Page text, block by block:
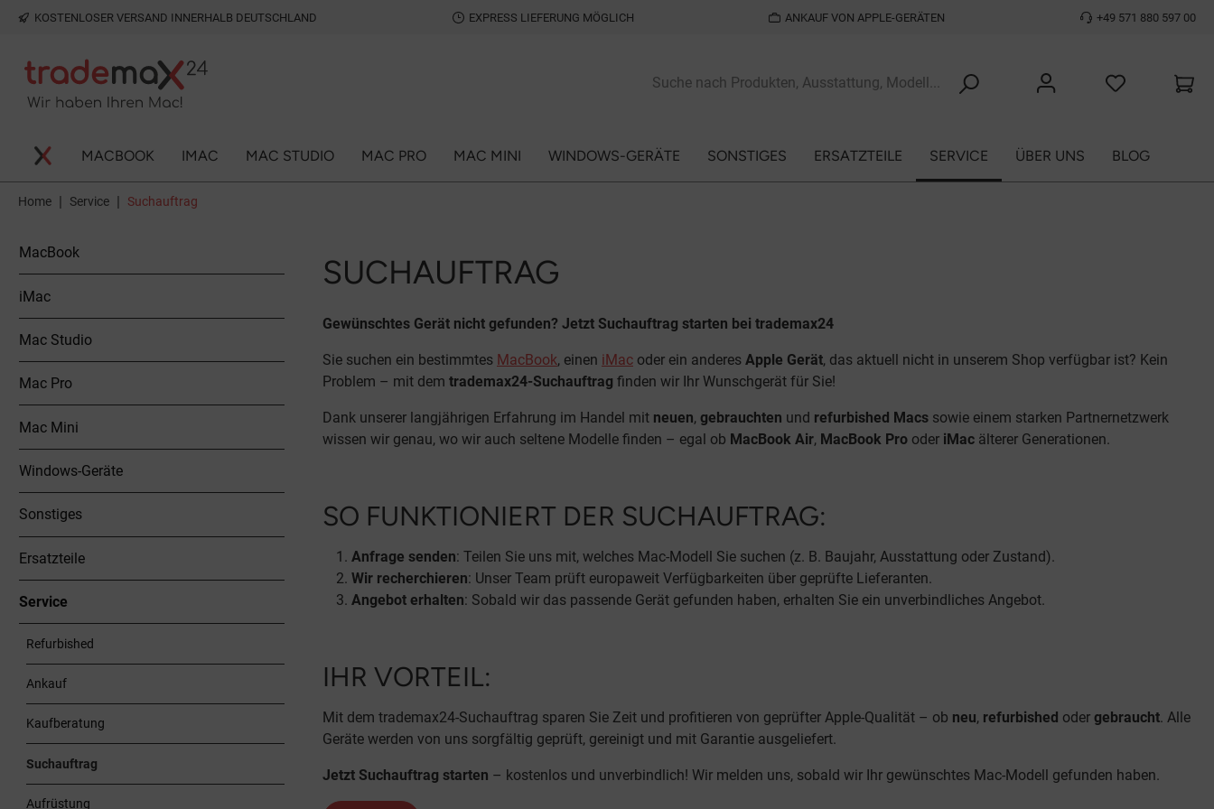
Zur Hauptnavigation springen
KOSTENLOSER VERSAND INNERHALB DEUTSCHLAND EXPRESS LIEFERUNG MÖGLICH ANKAUF VON APPLE-GERÄTEN +49 571 880 597 00
MACBOOK IMAC MAC STUDIO MAC PRO MAC MINI WINDOWS-GERÄTE SONSTIGES ERSATZTEILE SERVICE ÜBER UNS BLOG
Home | Service | Suchauftrag
MacBook
iMac
Mac Studio
Mac Pro
Mac Mini
Windows-Geräte
Sonstiges
Ersatzteile
Service
Refurbished
Ankauf
Kaufberatung
Suchauftrag
Aufrüstung
SUCHAUFTRAG
Gewünschtes Gerät nicht gefunden? Jetzt Suchauftrag starten bei trademax24
Sie suchen ein bestimmtes MacBook, einen iMac oder ein anderes Apple Gerät, das aktuell nicht in unserem Shop verfügbar ist? Kein
Problem – mit dem trademax24-Suchauftrag finden wir Ihr Wunschgerät für Sie!
Dank unserer langjährigen Erfahrung im Handel mit neuen, gebrauchten und refurbished Macs sowie einem starken Partnernetzwerk
wissen wir genau, wo wir auch seltene Modelle finden – egal ob MacBook Air, MacBook Pro oder iMac älterer Generationen.
SO FUNKTIONIERT DER SUCHAUFTRAG:
Anfrage senden: Teilen Sie uns mit, welches Mac-Modell Sie suchen (z. B. Baujahr, Ausstattung oder Zustand).
Wir recherchieren: Unser Team prüft europaweit Verfügbarkeiten über geprüfte Lieferanten.
Angebot erhalten: Sobald wir das passende Gerät gefunden haben, erhalten Sie ein unverbindliches Angebot.
IHR VORTEIL:
Mit dem trademax24-Suchauftrag sparen Sie Zeit und profitieren von geprüfter Apple-Qualität – ob neu, refurbished oder gebraucht. Alle
Geräte werden von uns sorgfältig geprüft, gereinigt und mit Garantie ausgeliefert.
Jetzt Suchauftrag starten – kostenlos und unverbindlich! Wir melden uns, sobald wir Ihr gewünschtes Mac-Modell gefunden haben.